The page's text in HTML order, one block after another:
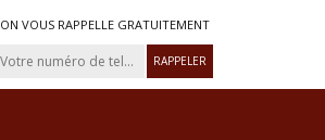
ON VOUS RAPPELLE GRATUITEMENT